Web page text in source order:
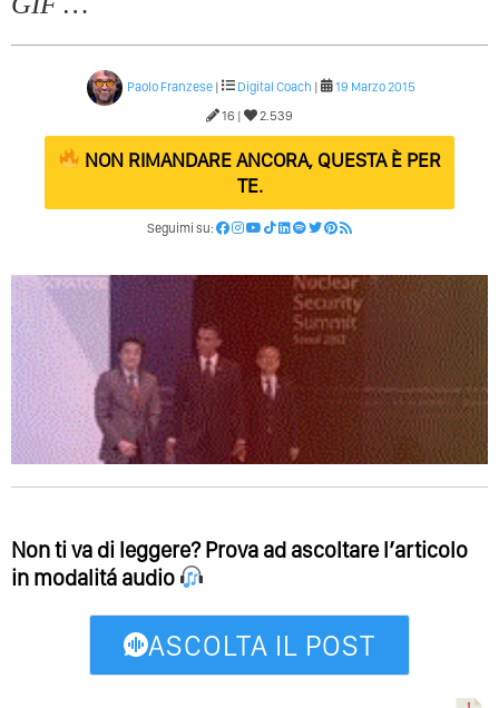
Paolo Franzese| Digital Coach |
19 Marzo 2015
16 |
2.539
NON RIMANDARE ANCORA, QUESTA È PER
TE.
Seguimi su:
Non ti va di leggere? Prova ad ascoltare l’articolo
in modalitá audio
ASCOLTA IL POST